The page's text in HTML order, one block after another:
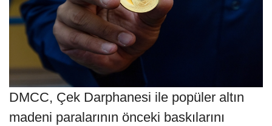
DMCC, Çek Darphanesi ile popüler altın
madeni paralarının önceki baskılarını